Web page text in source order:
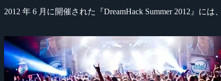
2012 年 6 月に開催された『DreamHack Summer 2012』には